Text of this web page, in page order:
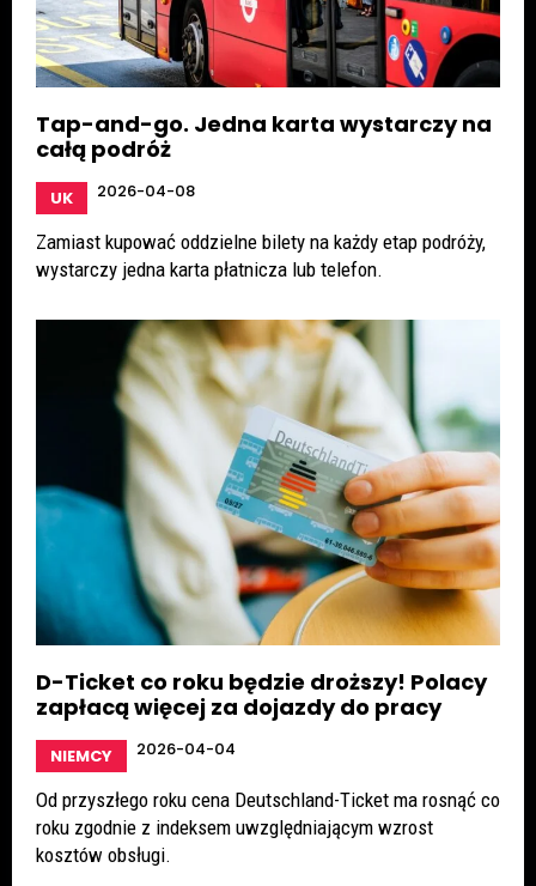
Tap-and-go. Jedna karta wystarczy na
całą podróż
UK 2026-04-08
Zamiast kupować oddzielne bilety na każdy etap podróży,
wystarczy jedna karta płatnicza lub telefon.
D-Ticket co roku będzie droższy! Polacy
zapłacą więcej za dojazdy do pracy
NIEMCY 2026-04-04
Od przyszłego roku cena Deutschland-Ticket ma rosnąć co
roku zgodnie z indeksem uwzględniającym wzrost
kosztów obsługi.